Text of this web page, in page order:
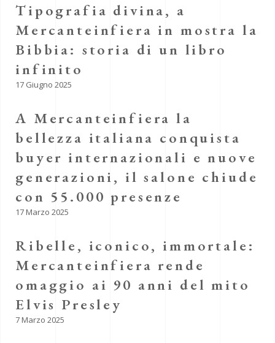
Tipografia divina, a
Mercanteinfiera in mostra la
Bibbia: storia di un libro
infinito
17 Giugno 2025
A Mercanteinfiera la
bellezza italiana conquista
buyer internazionali e nuove
generazioni, il salone chiude
con 55.000 presenze
17 Marzo 2025
Ribelle, iconico, immortale:
Mercanteinfiera rende
omaggio ai 90 anni del mito
Elvis Presley
7 Marzo 2025